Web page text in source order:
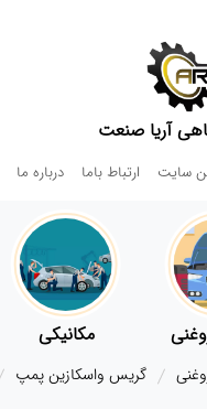
آریا صنعت
سایت ارتباط باما درباره ما
مکانیکی
گریس واسکازین پمپ